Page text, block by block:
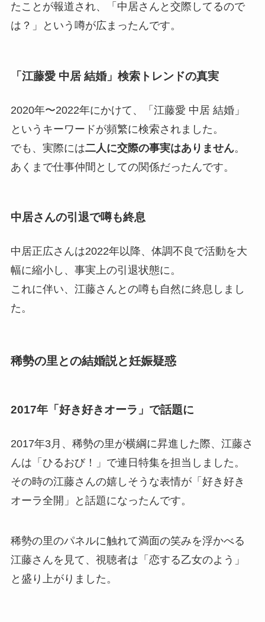
たことが報道され、「中居さんと交際してるので
は？」という噂が広まったんです。
「江藤愛 中居 結婚」検索トレンドの真実
2020年〜2022年にかけて、「江藤愛 中居 結婚」
というキーワードが頻繁に検索されました。
でも、実際には二人に交際の事実はありません。
あくまで仕事仲間としての関係だったんです。
中居さんの引退で噂も終息
中居正広さんは2022年以降、体調不良で活動を大
幅に縮小し、事実上の引退状態に。
これに伴い、江藤さんとの噂も自然に終息しまし
た。
稀勢の里との結婚説と妊娠疑惑
2017年「好き好きオーラ」で話題に
2017年3月、稀勢の里が横綱に昇進した際、江藤さ
んは「ひるおび！」で連日特集を担当しました。
その時の江藤さんの嬉しそうな表情が「好き好き
オーラ全開」と話題になったんです。
稀勢の里のパネルに触れて満面の笑みを浮かべる
江藤さんを見て、視聴者は「恋する乙女のよう」
と盛り上がりました。